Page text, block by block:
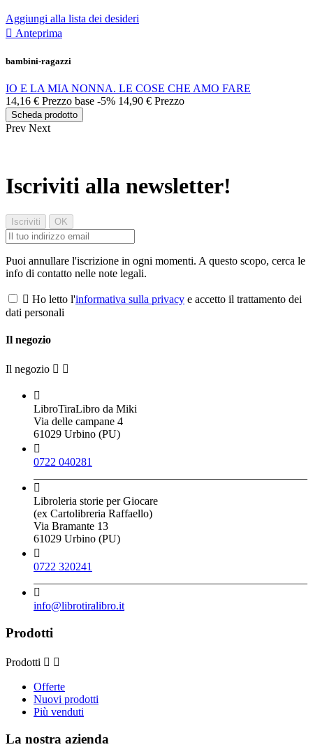
Aggiungi alla lista dei desideri
 Anteprima
bambini-ragazzi
IO E LA MIA NONNA. LE COSE CHE AMO FARE
14,16 € Prezzo base -5% 14,90 € Prezzo
Scheda prodotto
Prev Next
Iscriviti alla newsletter!
Puoi annullare l'iscrizione in ogni momenti. A questo scopo, cerca le
info di contatto nelle note legali.
 Ho letto l'informativa sulla privacy e accetto il trattamento dei
dati personali
Il negozio
Il negozio  

LibroTiraLibro da Miki
Via delle campane 4
61029 Urbino (PU)

0722 040281

Libroleria storie per Giocare
(ex Cartolibreria Raffaello)
Via Bramante 13
61029 Urbino (PU)

0722 320241

info@librotiralibro.it
Prodotti
Prodotti  
Offerte
Nuovi prodotti
Più venduti
La nostra azienda